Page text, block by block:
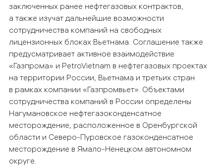
заключенных ранее нефтегазовых контрактов,
а также изучат дальнейшие возможности
сотрудничества компаний на свободных
лицензионных блоках Вьетнама. Соглашение также
предусматривает активное взаимодействие
«Газпрома» и PetroVietnam в нефтегазовых проектах
на территории России, Вьетнама и третьих стран
в рамках компании «Газпромвьет». Объектами
сотрудничества компаний в России определены
Нагумановское нефтегазоконденсатное
месторождение, расположенное в Оренбургской
области и Северо-Пуровское газоконденсатное
месторождение в Ямало-Ненецком автономном
округе.